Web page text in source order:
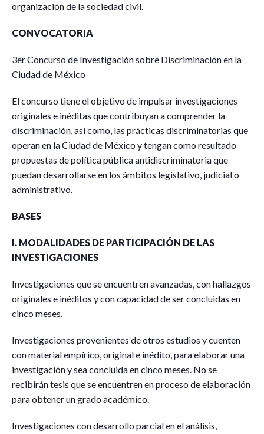
organización de la sociedad civil.
CONVOCATORIA
3er Concurso de Investigación sobre Discriminación en la
Ciudad de México
El concurso tiene el objetivo de impulsar investigaciones
originales e inéditas que contribuyan a comprender la
discriminación, así como, las prácticas discriminatorias que
operan en la Ciudad de México y tengan como resultado
propuestas de política pública antidiscriminatoria que
puedan desarrollarse en los ámbitos legislativo, judicial o
administrativo.
BASES
I. MODALIDADES DE PARTICIPACIÓN DE LAS
INVESTIGACIONES
Investigaciones que se encuentren avanzadas, con hallazgos
originales e inéditos y con capacidad de ser concluidas en
cinco meses.
Investigaciones provenientes de otros estudios y cuenten
con material empírico, original e inédito, para elaborar una
investigación y sea concluida en cinco meses. No se
recibirán tesis que se encuentren en proceso de elaboración
para obtener un grado académico.
Investigaciones con desarrollo parcial en el análisis,